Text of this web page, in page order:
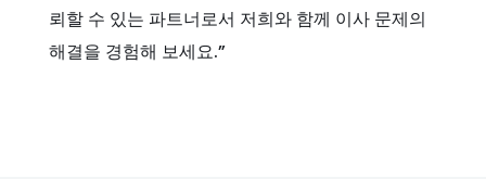
뢰할 수 있는 파트너로서 저희와 함께 이사 문제의
해결을 경험해 보세요.”